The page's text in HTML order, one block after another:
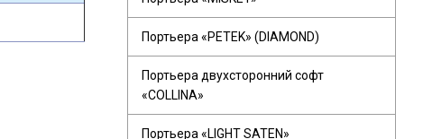
Портьера «PETEK» (DIAMOND)
Портьера двухсторонний софт
«COLLINA»
Портьера «LIGHT SATEN»